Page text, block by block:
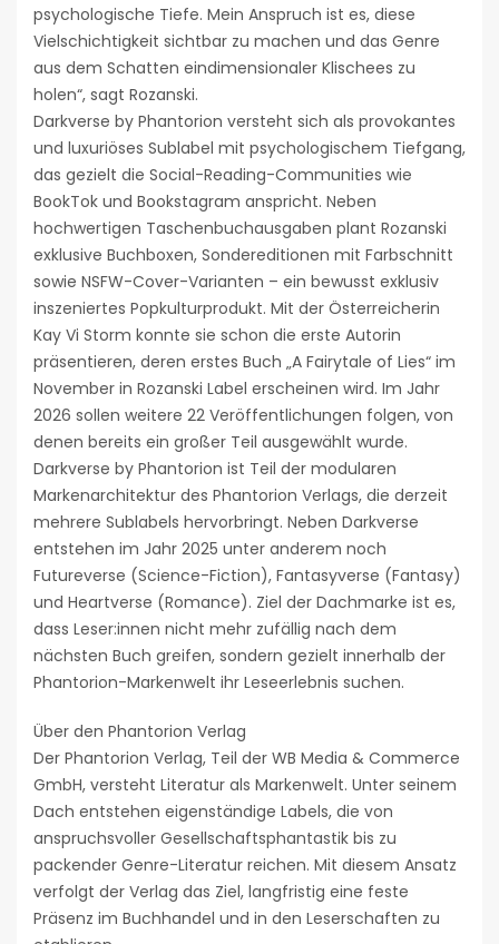
psychologische Tiefe. Mein Anspruch ist es, diese
Vielschichtigkeit sichtbar zu machen und das Genre
aus dem Schatten eindimensionaler Klischees zu
holen“, sagt Rozanski.
Darkverse by Phantorion versteht sich als provokantes
und luxuriöses Sublabel mit psychologischem Tiefgang,
das gezielt die Social-Reading-Communities wie
BookTok und Bookstagram anspricht. Neben
hochwertigen Taschenbuchausgaben plant Rozanski
exklusive Buchboxen, Sondereditionen mit Farbschnitt
sowie NSFW-Cover-Varianten – ein bewusst exklusiv
inszeniertes Popkulturprodukt. Mit der Österreicherin
Kay Vi Storm konnte sie schon die erste Autorin
präsentieren, deren erstes Buch „A Fairytale of Lies“ im
November in Rozanski Label erscheinen wird. Im Jahr
2026 sollen weitere 22 Veröffentlichungen folgen, von
denen bereits ein großer Teil ausgewählt wurde.
Darkverse by Phantorion ist Teil der modularen
Markenarchitektur des Phantorion Verlags, die derzeit
mehrere Sublabels hervorbringt. Neben Darkverse
entstehen im Jahr 2025 unter anderem noch
Futureverse (Science-Fiction), Fantasyverse (Fantasy)
und Heartverse (Romance). Ziel der Dachmarke ist es,
dass Leser:innen nicht mehr zufällig nach dem
nächsten Buch greifen, sondern gezielt innerhalb der
Phantorion-Markenwelt ihr Leseerlebnis suchen.
Über den Phantorion Verlag
Der Phantorion Verlag, Teil der WB Media & Commerce
GmbH, versteht Literatur als Markenwelt. Unter seinem
Dach entstehen eigenständige Labels, die von
anspruchsvoller Gesellschaftsphantastik bis zu
packender Genre-Literatur reichen. Mit diesem Ansatz
verfolgt der Verlag das Ziel, langfristig eine feste
Präsenz im Buchhandel und in den Leserschaften zu